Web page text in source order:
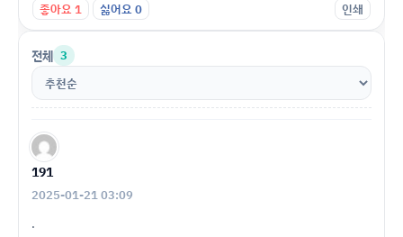
좋아요1 싫어요0 인쇄
전체 3
191
2025-01-21 03:09
.